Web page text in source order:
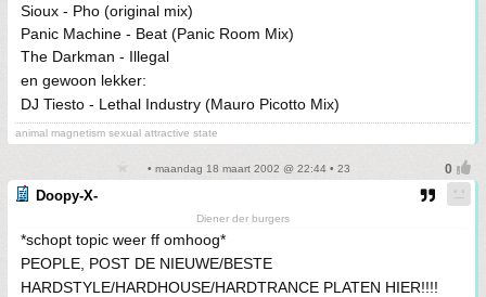
Sioux - Pho (original mix)
Panic Machine - Beat (Panic Room Mix)
The Darkman - Illegal
en gewoon lekker:
DJ Tiesto - Lethal Industry (Mauro Picotto Mix)
animal magnetism sexual attractive state
• maandag 18 maart 2002 @ 22:44 • 23
Doopy-X-
Diener der burgers
*schopt topic weer ff omhoog*
PEOPLE, POST DE NIEUWE/BESTE
HARDSTYLE/HARDHOUSE/HARDTRANCE PLATEN HIER!!!!